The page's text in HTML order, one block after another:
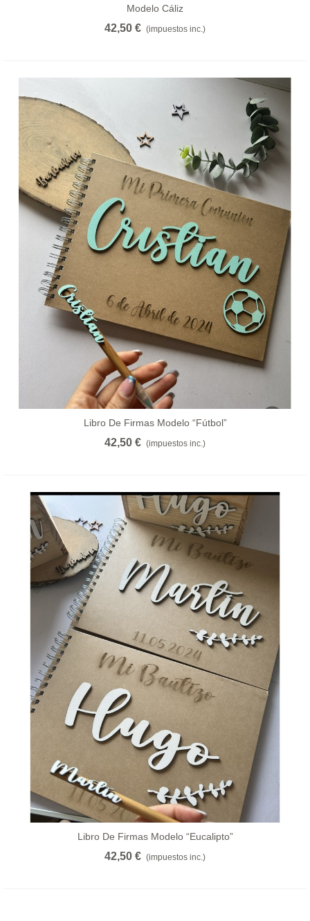
Modelo Cáliz
42,50 € (impuestos inc.)
Libro De Firmas Modelo “fútbol”
42,50 € (impuestos inc.)
Libro De Firmas Modelo “eucalipto”
42,50 € (impuestos inc.)